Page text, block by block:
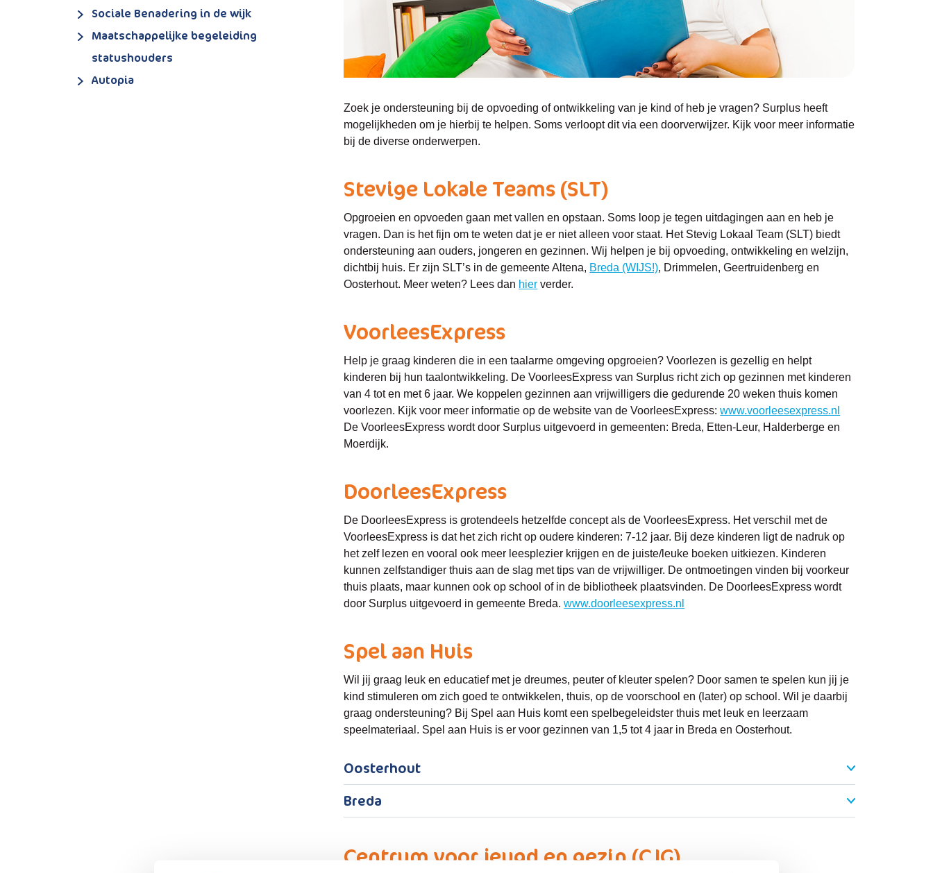
Sociale Benadering in de wijk
Maatschappelijke begeleiding
statushouders
Autopia
Zoek je ondersteuning bij de opvoeding of ontwikkeling van je kind of heb je vragen? Surplus heeft
mogelijkheden om je hierbij te helpen. Soms verloopt dit via een doorverwijzer. Kijk voor meer informatie
bij de diverse onderwerpen.
Stevige Lokale Teams (SLT)
Opgroeien en opvoeden gaan met vallen en opstaan. Soms loop je tegen uitdagingen aan en heb je
vragen. Dan is het fijn om te weten dat je er niet alleen voor staat. Het Stevig Lokaal Team (SLT) biedt
ondersteuning aan ouders, jongeren en gezinnen. Wij helpen je bij opvoeding, ontwikkeling en welzijn,
dichtbij huis. Er zijn SLT’s in de gemeente Altena, Breda (WIJS!), Drimmelen, Geertruidenberg en
Oosterhout. Meer weten? Lees dan hier verder.
VoorleesExpress
Help je graag kinderen die in een taalarme omgeving opgroeien? Voorlezen is gezellig en helpt
kinderen bij hun taalontwikkeling. De VoorleesExpress van Surplus richt zich op gezinnen met kinderen
van 4 tot en met 6 jaar. We koppelen gezinnen aan vrijwilligers die gedurende 20 weken thuis komen
voorlezen. Kijk voor meer informatie op de website van de VoorleesExpress:www.voorleesexpress.nl
De VoorleesExpress wordt door Surplus uitgevoerd in gemeenten: Breda, Etten-Leur, Halderberge en
Moerdijk.
DoorleesExpress
De DoorleesExpress is grotendeels hetzelfde concept als de VoorleesExpress. Het verschil met de
VoorleesExpress is dat het zich richt op oudere kinderen: 7-12 jaar. Bij deze kinderen ligt de nadruk op
het zelf lezen en vooral ook meer leesplezier krijgen en de juiste/leuke boeken uitkiezen. Kinderen
kunnen zelfstandiger thuis aan de slag met tips van de vrijwilliger. De ontmoetingen vinden bij voorkeur
thuis plaats, maar kunnen ook op school of in de bibliotheek plaatsvinden. De DoorleesExpress wordt
door Surplus uitgevoerd in gemeente Breda.www.doorleesexpress.nl
Spel aan Huis
Wil jij graag leuk en educatief met je dreumes, peuter of kleuter spelen? Door samen te spelen kun jij je
kind stimuleren om zich goed te ontwikkelen, thuis, op de voorschool en (later) op school. Wil je daarbij
graag ondersteuning? Bij Spel aan Huis komt een spelbegeleidster thuis met leuk en leerzaam
speelmateriaal. Spel aan Huis is er voor gezinnen van 1,5 tot 4 jaar in Breda en Oosterhout.
Oosterhout
Breda
Centrum voor jeugd en gezin (CJG)